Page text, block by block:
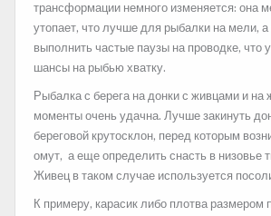
трансформации немного изменяется: она
утопает, что лучше для рыбалки на мели,
выполнить частые паузы на проводке, что
шансы на рыбью хватку.
Рыбалка с берега на донки с живцами и на
моменты очень удачна. Лучше закинуть
береговой крутосклон, перед которым
омут, а еще определить снасть в низовье
Живец в таком случае используется
К примеру, карасик либо плотва размером